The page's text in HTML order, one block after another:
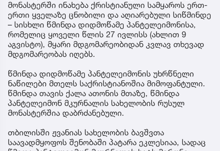
მონასტერში ინახება ქრისტიანული სამყაროს ერთ-
ერთი ყველაზე ცნობილი და აღიარებული სიწმინდე
– სისხლი წმინდა დიდმოწამე პანტელეიმონისა,
რომელიც ყოველი წლის 27 ივლისს (ახლით 9
აგვისტო), მყარი მდგომარეობიდან კვლავ თხევად
მდგომარეობას იღებს.
წმინდა დიდმოწამე პანტელეიმონის უხრწნელი
ნაწილები მთელს საქრისტიანოშია მიმოფანტული.
წმინდა თავის ქალა ათონის მთაზე, წმინდა
პანტელეიმონ მკურნალის სახელობის რუსულ
მონასტერშია დაბრძანებული.
თბილისში ჟვანიას სახელობის ბავშვთა
საავადმყოფოს შენობაში პატარა ეკლესიაა, სადაც